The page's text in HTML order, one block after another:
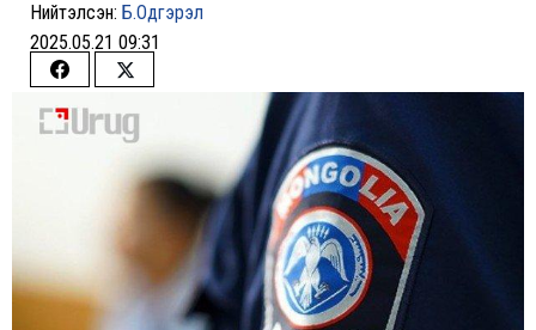
Нийтэлсэн: Б.Одгэрэл
2025.05.21 09:31
Share
on
Share
on
Twitter